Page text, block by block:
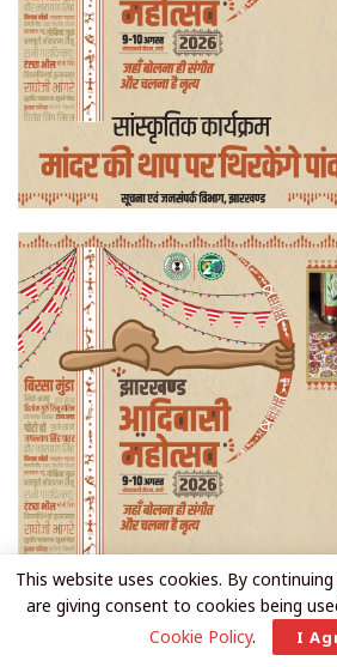
This website uses cookies. By
are giving consent to cookies being
Cookie Policy. I